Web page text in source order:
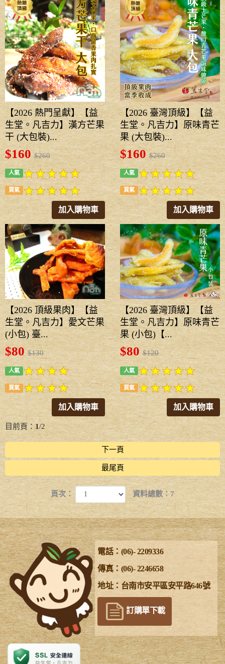
【2026 熱門呈獻】【益
生堂。凡吉力】漢方芒果
干 (大包裝)...
$160$260
人氣
買氣
加入購物車
【2026 臺灣頂級】【益
生堂。凡吉力】原味青芒
果 (大包裝)...
$160$260
人氣
買氣
加入購物車
【2026 頂級果肉】【益
生堂。凡吉力】愛文芒果
(小包) 臺...
$80$130
人氣
買氣
加入購物車
【2026 臺灣頂級】【益
生堂。凡吉力】原味青芒
果 (小包)【...
$80$120
人氣
買氣
加入購物車
目前頁：1/2
下一頁
最尾頁
頁次： 資料總數：7
電話：(06)- 2209336
傳真：(06)- 2246658
地址：台南市安平區安平路646號
訂購單下載